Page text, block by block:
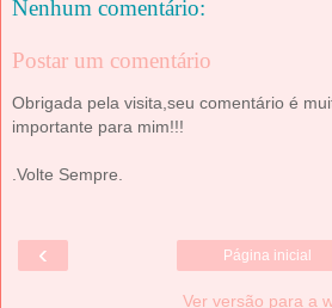
Nenhum comentário:
Postar um comentário
Obrigada pela visita,seu comentário é
importante para mim!!!
.Volte Sempre.
‹ Página inicial
Ver versão para a